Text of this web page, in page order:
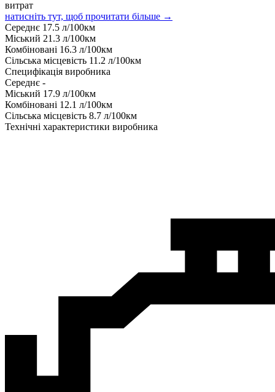
витрат
натисніть тут, щоб прочитати більше →
Середнє 17.5 л/100км
Міський 21.3 л/100км
Комбіновані 16.3 л/100км
Сільська місцевість 11.2 л/100км
Специфікація виробника
Середнє -
Міський 17.9 л/100км
Комбіновані 12.1 л/100км
Сільська місцевість 8.7 л/100км
Технічні характеристики виробника